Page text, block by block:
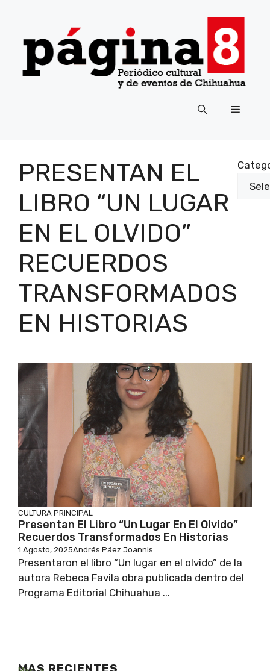
contenido
Menú
PRESENTAN EL
LIBRO “UN LUGAR
EN EL OLVIDO”
RECUERDOS
TRANSFORMADOS
EN HISTORIAS
CULTURA PRINCIPAL
Presentan El Libro “Un Lugar En El Olvido”
Recuerdos Transformados En Historias
1 Agosto, 2025Andrés Páez Joannis
Presentaron el libro “Un lugar en el olvido” de la
autora Rebeca Favila obra publicada dentro del
Programa Editorial Chihuahua ...